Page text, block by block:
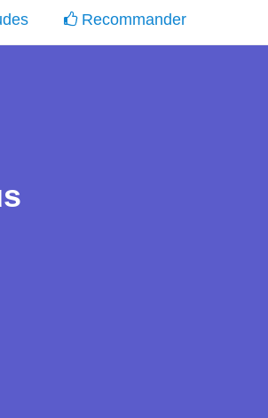
Recommander